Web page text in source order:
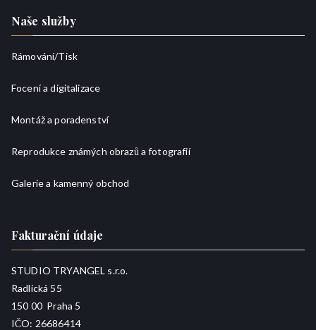
Naše služby
Rámování/Tisk
Focení a digitalizace
Montáž a poradenství
Reprodukce známých obrazů a fotografií
Galerie a kamenný obchod
Fakturační údaje
STUDIO TRYANGEL s.r.o.
Radlická 55
150 00 Praha 5
IČO: 26686414